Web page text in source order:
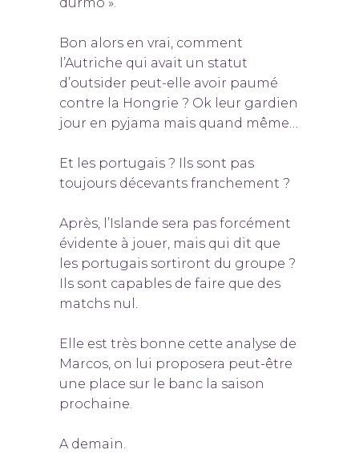
Bon alors en vrai, comment
l’Autriche qui avait un statut
d’outsider peut-elle avoir paumé
contre la Hongrie ? Ok leur gardien
jour en pyjama mais quand même…
Et les portugais ? Ils sont pas
toujours décevants franchement ?
Après, l’Islande sera pas forcément
évidente à jouer, mais qui dit que
les portugais sortiront du groupe ?
Ils sont capables de faire que des
matchs nul.
Elle est très bonne cette analyse de
Marcos, on lui proposera peut-être
une place sur le banc la saison
prochaine.
A demain.